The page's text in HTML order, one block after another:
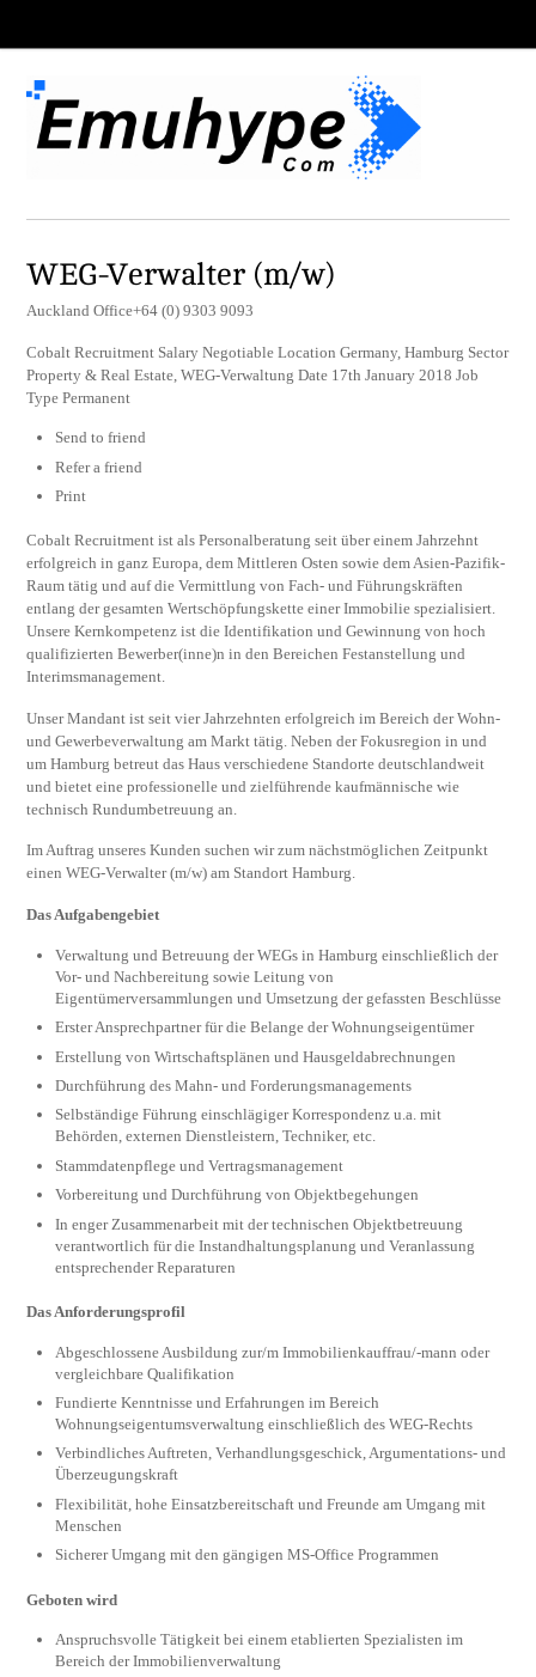
WEG-Verwalter (m/w)
Auckland Office+64 (0) 9303 9093
Cobalt Recruitment Salary Negotiable Location Germany, Hamburg Sector
Property & Real Estate, WEG-Verwaltung Date 17th January 2018 Job
Type Permanent
Send to friend
Refer a friend
Print
Cobalt Recruitment ist als Personalberatung seit über einem Jahrzehnt
erfolgreich in ganz Europa, dem Mittleren Osten sowie dem Asien-Pazifik-
Raum tätig und auf die Vermittlung von Fach- und Führungskräften
entlang der gesamten Wertschöpfungskette einer Immobilie spezialisiert.
Unsere Kernkompetenz ist die Identifikation und Gewinnung von hoch
qualifizierten Bewerber(inne)n in den Bereichen Festanstellung und
Interimsmanagement.
Unser Mandant ist seit vier Jahrzehnten erfolgreich im Bereich der Wohn-
und Gewerbeverwaltung am Markt tätig. Neben der Fokusregion in und
um Hamburg betreut das Haus verschiedene Standorte deutschlandweit
und bietet eine professionelle und zielführende kaufmännische wie
technisch Rundumbetreuung an.
Im Auftrag unseres Kunden suchen wir zum nächstmöglichen Zeitpunkt
einen WEG-Verwalter (m/w) am Standort Hamburg.
Das Aufgabengebiet
Verwaltung und Betreuung der WEGs in Hamburg einschließlich der
Vor- und Nachbereitung sowie Leitung von
Eigentümerversammlungen und Umsetzung der gefassten Beschlüsse
Erster Ansprechpartner für die Belange der Wohnungseigentümer
Erstellung von Wirtschaftsplänen und Hausgeldabrechnungen
Durchführung des Mahn- und Forderungsmanagements
Selbständige Führung einschlägiger Korrespondenz u.a. mit
Behörden, externen Dienstleistern, Techniker, etc.
Stammdatenpflege und Vertragsmanagement
Vorbereitung und Durchführung von Objektbegehungen
In enger Zusammenarbeit mit der technischen Objektbetreuung
verantwortlich für die Instandhaltungsplanung und Veranlassung
entsprechender Reparaturen
Das Anforderungsprofil
Abgeschlossene Ausbildung zur/m Immobilienkauffrau/-mann oder
vergleichbare Qualifikation
Fundierte Kenntnisse und Erfahrungen im Bereich
Wohnungseigentumsverwaltung einschließlich des WEG-Rechts
Verbindliches Auftreten, Verhandlungsgeschick, Argumentations- und
Überzeugungskraft
Flexibilität, hohe Einsatzbereitschaft und Freunde am Umgang mit
Menschen
Sicherer Umgang mit den gängigen MS-Office Programmen
Geboten wird
Anspruchsvolle Tätigkeit bei einem etablierten Spezialisten im
Bereich der Immobilienverwaltung